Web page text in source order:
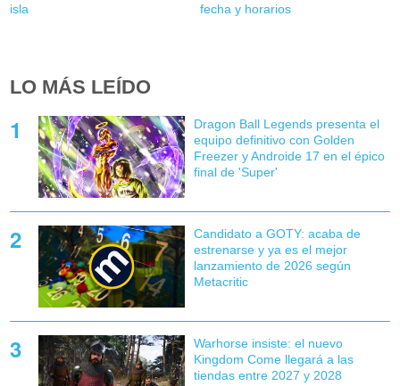
isla
fecha y horarios
LO MÁS LEÍDO
Dragon Ball Legends presenta el
equipo definitivo con Golden
Freezer y Androide 17 en el épico
final de 'Super'
Candidato a GOTY: acaba de
estrenarse y ya es el mejor
lanzamiento de 2026 según
Metacritic
Warhorse insiste: el nuevo
Kingdom Come llegará a las
tiendas entre 2027 y 2028